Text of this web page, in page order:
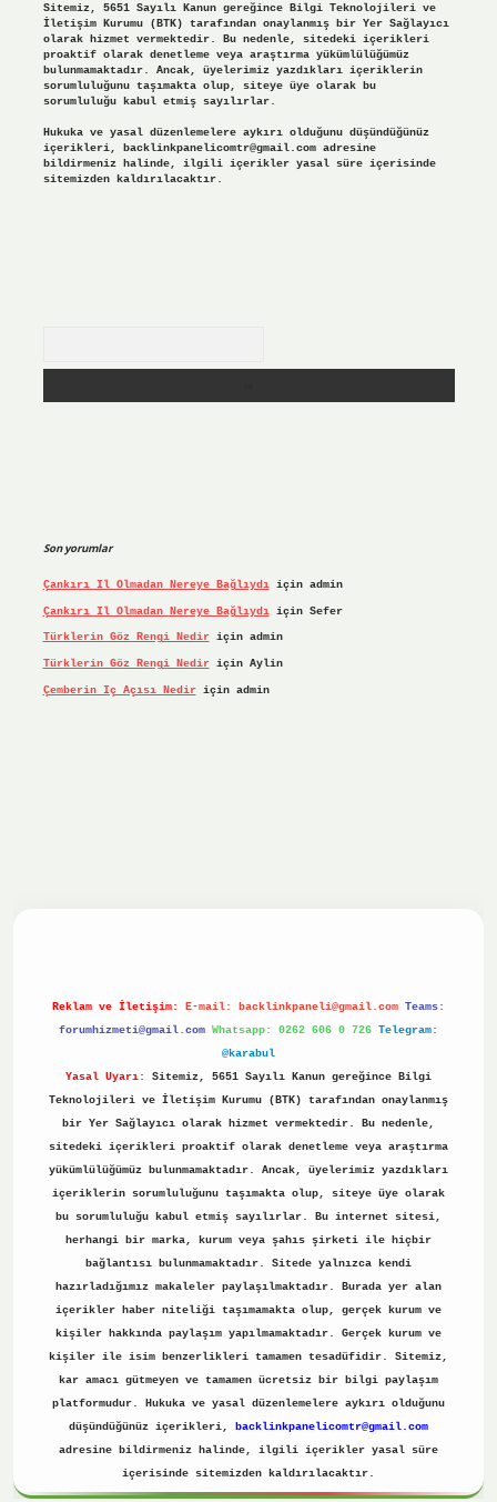
Sitemiz, 5651 Sayılı Kanun gereğince Bilgi Teknolojileri ve
İletişim Kurumu (BTK) tarafından onaylanmış bir Yer Sağlayıcı
olarak hizmet vermektedir. Bu nedenle, sitedeki içerikleri
proaktif olarak denetleme veya araştırma yükümlülüğümüz
bulunmamaktadır. Ancak, üyelerimiz yazdıkları içeriklerin
sorumluluğunu taşımakta olup, siteye üye olarak bu
sorumluluğu kabul etmiş sayılırlar.
Hukuka ve yasal düzenlemelere aykırı olduğunu düşündüğünüz
içerikleri, backlinkpanelicomtr@gmail.comadresine
bildirmeniz halinde, ilgili içerikler yasal süre içerisinde
sitemizden kaldırılacaktır.
Son yorumlar
Çankırı Il Olmadan Nereye Bağlıydıiçin admin
Çankırı Il Olmadan Nereye Bağlıydıiçin Sefer
Türklerin Göz Rengi Nediriçin admin
Türklerin Göz Rengi Nediriçin Aylin
Çemberin Iç Açısı Nediriçin admin
Reklam ve İletişim: E-mail: backlinkpaneli@gmail.com Teams:
forumhizmeti@gmail.com Whatsapp: 0262 606 0 726 Telegram:
@karabul
Yasal Uyarı:
Sitemiz, 5651 Sayılı Kanun gereğince Bilgi
Teknolojileri ve İletişim Kurumu (BTK) tarafından onaylanmış
bir Yer Sağlayıcı olarak hizmet vermektedir. Bu nedenle,
sitedeki içerikleri proaktif olarak denetleme veya araştırma
yükümlülüğümüz bulunmamaktadır. Ancak, üyelerimiz yazdıkları
içeriklerin sorumluluğunu taşımakta olup, siteye üye olarak
bu sorumluluğu kabul etmiş sayılırlar. Bu internet sitesi,
herhangi bir marka, kurum veya şahıs şirketi ile hiçbir
bağlantısı bulunmamaktadır. Sitede yalnızca kendi
hazırladığımız makaleler paylaşılmaktadır. Burada yer alan
içerikler haber niteliği taşımamakta olup, gerçek kurum ve
kişiler hakkında paylaşım yapılmamaktadır. Gerçek kurum ve
kişiler ile isim benzerlikleri tamamen tesadüfidir. Sitemiz,
kar amacı gütmeyen ve tamamen ücretsiz bir bilgi paylaşım
platformudur. Hukuka ve yasal düzenlemelere aykırı olduğunu
düşündüğünüz içerikleri,
backlinkpanelicomtr@gmail.com
adresine bildirmeniz halinde, ilgili içerikler yasal süre
içerisinde sitemizden kaldırılacaktır.